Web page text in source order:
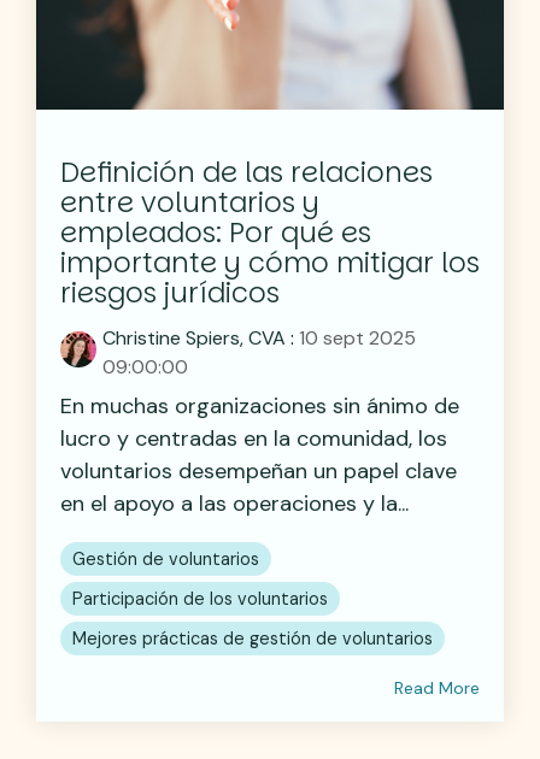
Definición de las relaciones
entre voluntarios y
empleados: Por qué es
importante y cómo mitigar los
riesgos jurídicos
Christine Spiers, CVA : 10 sept 2025
09:00:00
En muchas organizaciones sin ánimo de
lucro y centradas en la comunidad, los
voluntarios desempeñan un papel clave
en el apoyo a las operaciones y la...
Gestión de voluntarios
Participación de los voluntarios
Mejores prácticas de gestión de voluntarios
Read More